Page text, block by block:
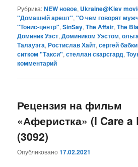
Рубрика:NEW новое, Ukraine@Kiev
"Домашнiй арешт","О чем говорят
"Тонис-центр",SinSay,The Affair,The
Доминик Уэст,Домиником Уэстом,
Талауэга,Ростислав Хайт,сергей
ситком "Такси",стеллан скарсгард,
комментарий
Рецензия на фильм
«Аферистка» (I Care a
(3092)
Опубликовано17.02.2021